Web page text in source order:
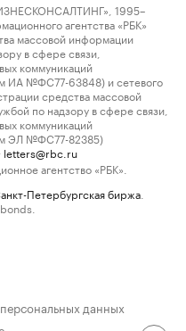
1995–
агентства «РБК»
массовой информации
в сфере связи,
коммуникаций
ИА №ФС77-63848) и сетевого
средства массовой
по надзору в сфере связи,
коммуникаций
ЭЛ №ФС77-82385)
letters@rbc.ru
агентство «РБК».
Петербургская биржа
данных